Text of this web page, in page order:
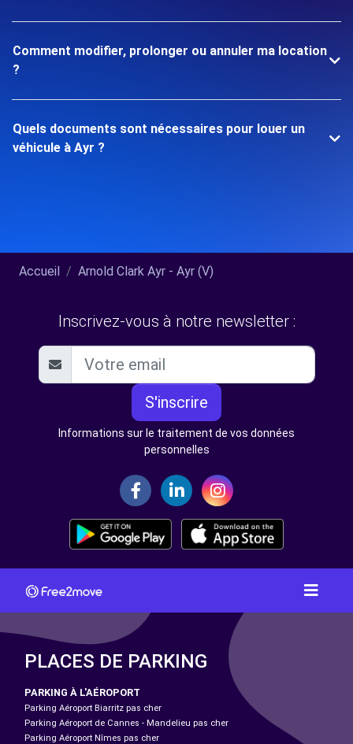
Comment modifier, prolonger ou annuler ma location
?
Quels documents sont nécessaires pour louer un
véhicule à Ayr ?
Accueil Arnold Clark Ayr - Ayr (V)
Inscrivez-vous à notre newsletter :
S'inscrire
Informations sur le traitement de vos données
personnelles
PLACES DE PARKING
PARKING À L'AÉROPORT
Parking Aéroport Biarritz pas cher
Parking Aéroport de Cannes - Mandelieu pas cher
Parking Aéroport Nîmes pas cher